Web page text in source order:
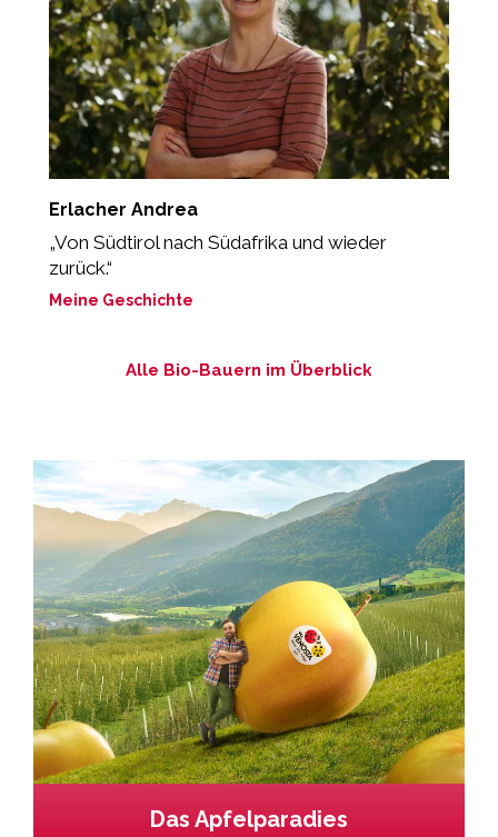
Erlacher Andrea
„Von Südtirol nach Südafrika und wieder
zurück.“
Meine Geschichte
Alle Bio-Bauern im Überblick
Das Apfelparadies